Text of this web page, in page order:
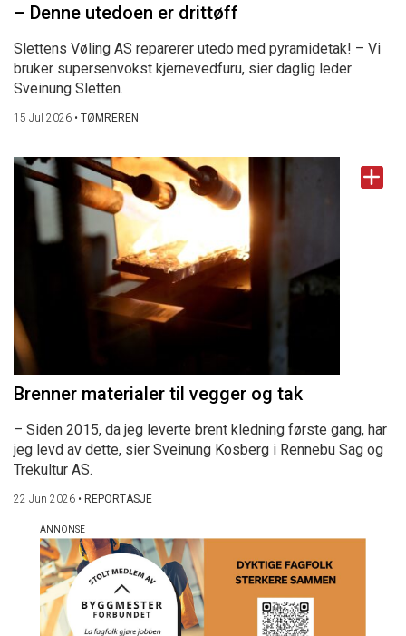
– Denne utedoen er drittøff
Slettens Vøling AS reparerer utedo med pyramidetak! – Vi
bruker supersenvokst kjernevedfuru, sier daglig leder
Sveinung Sletten.
15 Jul 2026 • TØMREREN
Brenner materialer til vegger og tak
– Siden 2015, da jeg leverte brent kledning første gang, har
jeg levd av dette, sier Sveinung Kosberg i Rennebu Sag og
Trekultur AS.
22 Jun 2026 • REPORTASJE